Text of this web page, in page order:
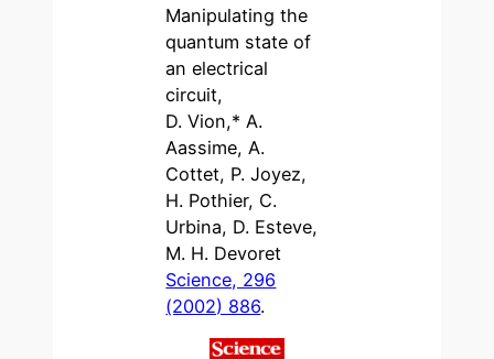
Manipulating the
quantum state of
an electrical
circuit,
D. Vion,* A.
Aassime, A.
Cottet, P. Joyez,
H. Pothier, C.
Urbina, D. Esteve,
M. H. Devoret
Science, 296
(2002) 886.